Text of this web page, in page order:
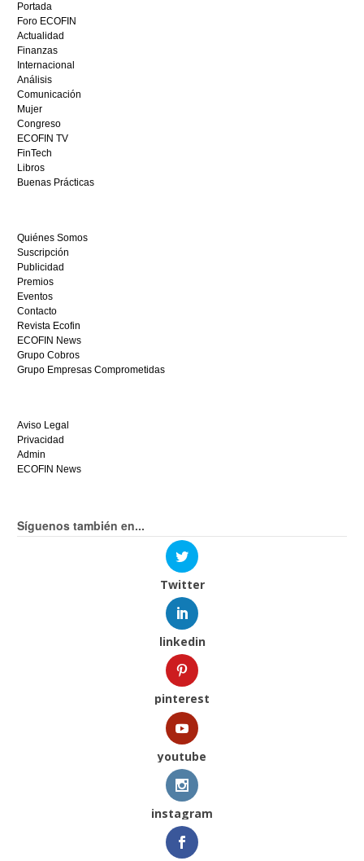
mejor
bono
sin
depósito
casino
en
España,
visita
este
sitio
restaurantedonmauro.es
y
ganar
hoy
mismo.
Portada
Foro ECOFIN
Actualidad
Finanzas
Internacional
Análisis
Comunicación
Mujer
Congreso
ECOFIN TV
FinTech
Libros
Buenas Prácticas
Quiénes Somos
Suscripción
Publicidad
Premios
Eventos
Contacto
Revista Ecofin
ECOFIN News
Grupo Cobros
Grupo Empresas Comprometidas
Aviso Legal
Privacidad
Admin
ECOFIN News
Síguenos también en...
Twitter
linkedin
pinterest
youtube
instagram